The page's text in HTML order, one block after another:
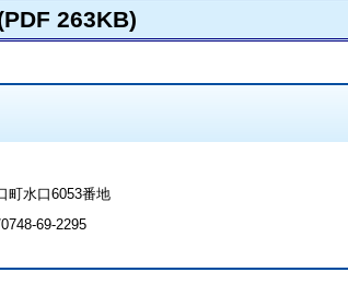
263KB)
町水口6053番地
69-2295